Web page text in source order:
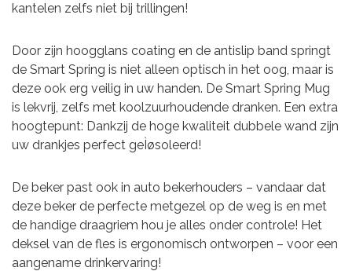
kantelen zelfs niet bij trillingen!
Door zijn hoogglans coating en de antislip band springt
de Smart Spring is niet alleen optisch in het oog, maar is
deze ook erg veilig in uw handen. De Smart Spring Mug
is lekvrij, zelfs met koolzuurhoudende dranken. Een extra
hoogtepunt: Dankzij de hoge kwaliteit dubbele wand zijn
uw drankjes perfect geÌøsoleerd!
De beker past ook in auto bekerhouders – vandaar dat
deze beker de perfecte metgezel op de weg is en met
de handige draagriem hou je alles onder controle! Het
deksel van de fles is ergonomisch ontworpen – voor een
aangename drinkervaring!